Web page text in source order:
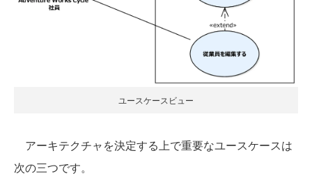
ユースケースビュー
アーキテクチャを決定する上で重要なユースケースは
次の三つです。